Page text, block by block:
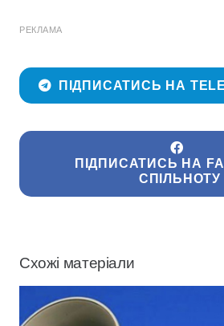
РЕКЛАМА
ПІДПИСАТИСЬ НА
ПІДПИСАТИСЬ НА
СПІЛЬНОТУ
Схожі матеріали